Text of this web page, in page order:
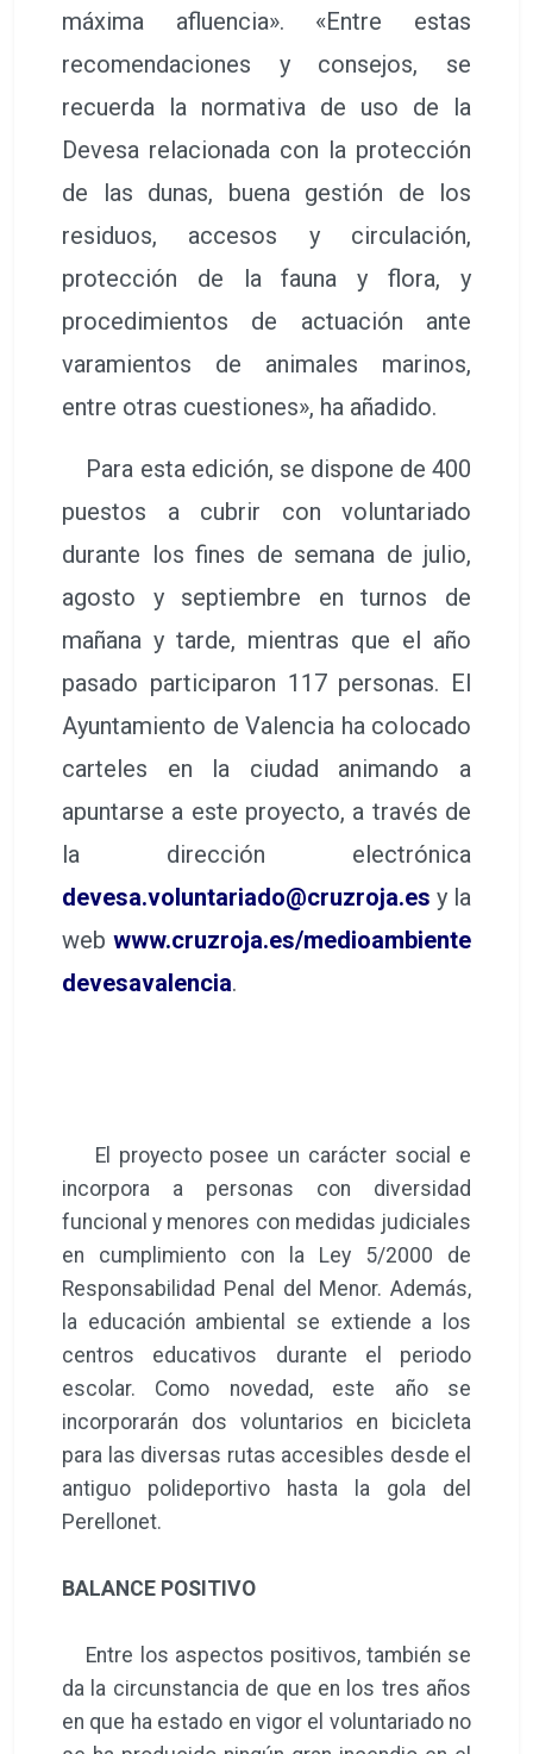
máxima afluencia». «Entre estas
recomendaciones y consejos, se
recuerda la normativa de uso de la
Devesa relacionada con la protección
de las dunas, buena gestión de los
residuos, accesos y circulación,
protección de la fauna y flora, y
procedimientos de actuación ante
varamientos de animales marinos,
entre otras cuestiones», ha añadido.
Para esta edición, se dispone de 400
puestos a cubrir con voluntariado
durante los fines de semana de julio,
agosto y septiembre en turnos de
mañana y tarde, mientras que el año
pasado participaron 117 personas. El
Ayuntamiento de Valencia ha colocado
carteles en la ciudad animando a
apuntarse a este proyecto, a través de
la dirección electrónica
devesa.voluntariado@cruzroja.es y la
web www.cruzroja.es/medioambiente
devesavalencia.
El proyecto posee un carácter social e
incorpora a personas con diversidad
funcional y menores con medidas judiciales
en cumplimiento con la Ley 5/2000 de
Responsabilidad Penal del Menor. Además,
la educación ambiental se extiende a los
centros educativos durante el periodo
escolar. Como novedad, este año se
incorporarán dos voluntarios en bicicleta
para las diversas rutas accesibles desde el
antiguo polideportivo hasta la gola del
Perellonet.
BALANCE POSITIVO
Entre los aspectos positivos, también se
da la circunstancia de que en los tres años
en que ha estado en vigor el voluntariado no